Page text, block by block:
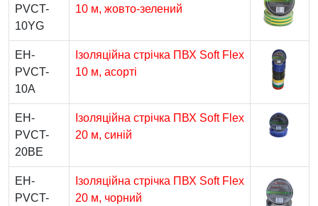
PVCT-
10YG
10 м, жовто-зелений
EH-
PVCT-
10A
Ізоляційна стрічка ПВХ Soft Flex
10 м, асорті
EH-
PVCT-
20BE
Ізоляційна стрічка ПВХ Soft Flex
20 м, синій
EH-
PVCT-
Ізоляційна стрічка ПВХ Soft Flex
20 м, чорний